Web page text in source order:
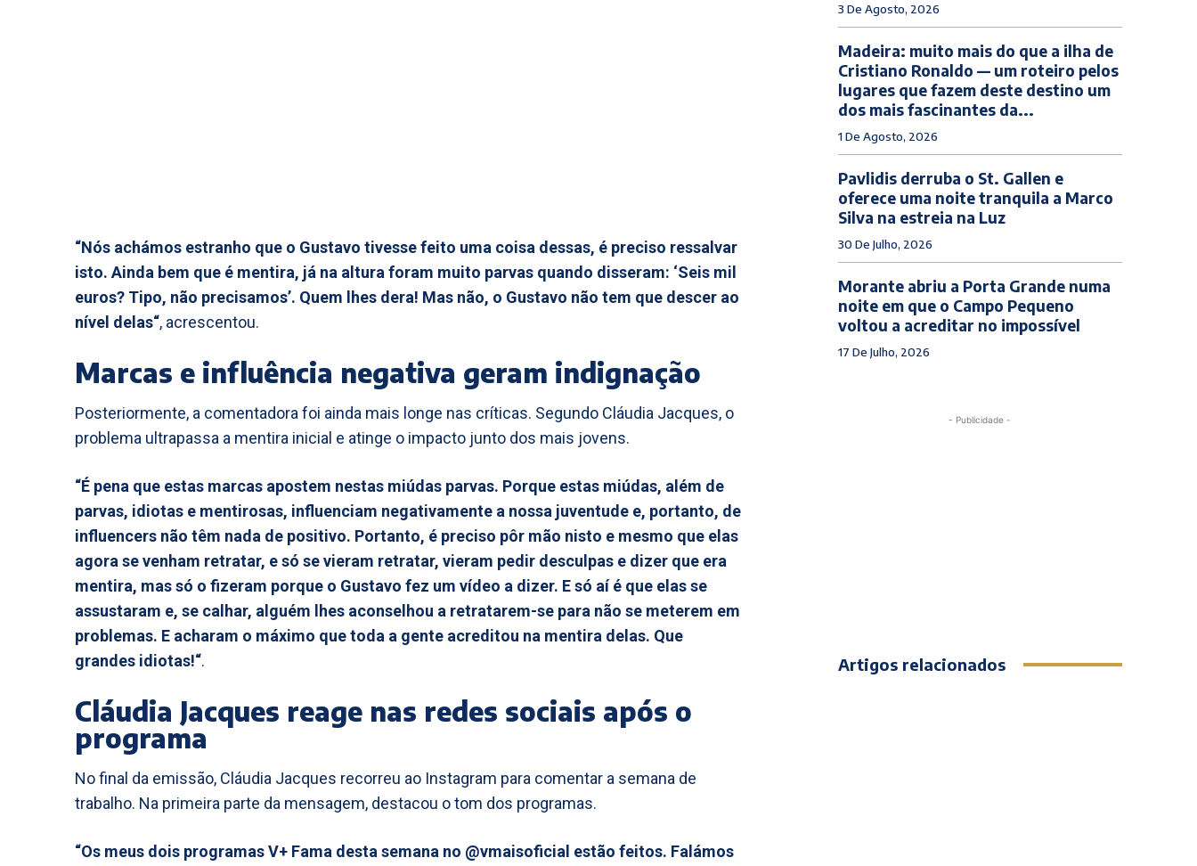
“Nós achámos estranho que o Gustavo tivesse feito uma coisa dessas, é preciso ressalvar
isto. Ainda bem que é mentira, já na altura foram muito parvas quando disseram: ‘Seis mil
euros? Tipo, não precisamos’. Quem lhes dera! Mas não, o Gustavo não tem que descer ao
nível delas“, acrescentou.
Marcas e influência negativa geram indignação
Posteriormente, a comentadora foi ainda mais longe nas críticas. Segundo Cláudia Jacques, o
problema ultrapassa a mentira inicial e atinge o impacto junto dos mais jovens.
“É pena que estas marcas apostem nestas miúdas parvas. Porque estas miúdas, além de
parvas, idiotas e mentirosas, influenciam negativamente a nossa juventude e, portanto, de
influencers não têm nada de positivo. Portanto, é preciso pôr mão nisto e mesmo que elas
agora se venham retratar, e só se vieram retratar, vieram pedir desculpas e dizer que era
mentira, mas só o fizeram porque o Gustavo fez um vídeo a dizer. E só aí é que elas se
assustaram e, se calhar, alguém lhes aconselhou a retratarem-se para não se meterem em
problemas. E acharam o máximo que toda a gente acreditou na mentira delas. Que
grandes idiotas!“.
Cláudia Jacques reage nas redes sociais após o
programa
No final da emissão, Cláudia Jacques recorreu ao Instagram para comentar a semana de
trabalho. Na primeira parte da mensagem, destacou o tom dos programas.
“Os meus dois programas V+ Fama desta semana no @vmaisoficial estão feitos. Falámos
3 De Agosto, 2026
Madeira: muito mais do que a ilha de
Cristiano Ronaldo — um roteiro pelos
lugares que fazem deste destino um
dos mais fascinantes da...
1 De Agosto, 2026
Pavlidis derruba o St. Gallen e
oferece uma noite tranquila a Marco
Silva na estreia na Luz
30 De Julho, 2026
Morante abriu a Porta Grande numa
noite em que o Campo Pequeno
voltou a acreditar no impossível
17 De Julho, 2026
- Publicidade -
Artigos relacionados